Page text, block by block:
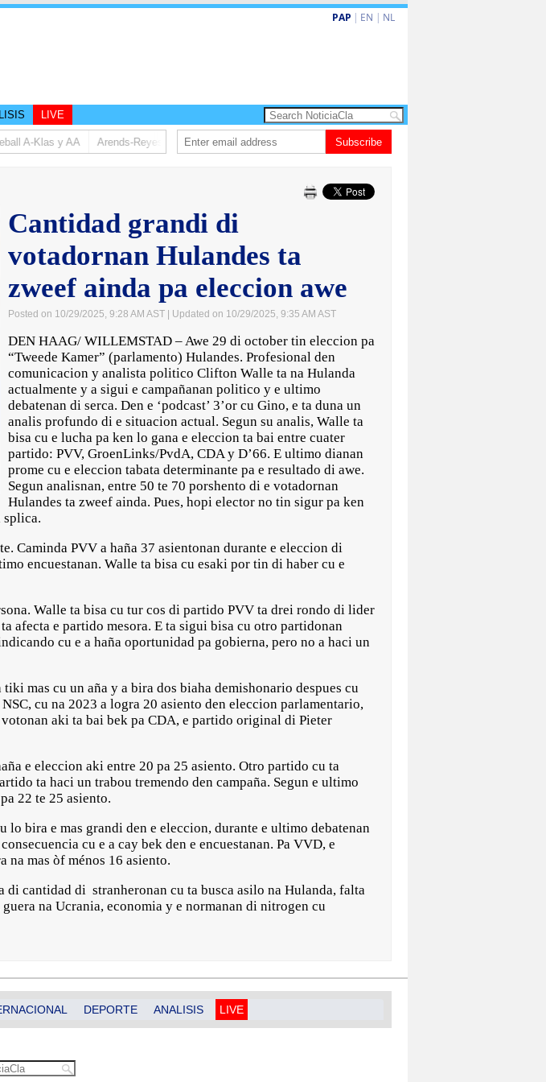
PAP | EN | NL
LIVE
Klas y AA Arends-Reyes (AVP): Renobacion di US$106 miyon ta duna Riu Palace Aruba un impulso nobo
Subscribe
Cantidad grandi di
votadornan Hulandes ta
zweef ainda pa eleccion awe
Posted on 10/29/2025, 9:28 AM AST | Updated on 10/29/2025, 9:35 AM AST
DEN HAAG/ WILLEMSTAD – Awe 29 di october tin eleccion pa
“Tweede Kamer” (parlamento) Hulandes. Profesional den
comunicacion y analista politico Clifton Walle ta na Hulanda
actualmente y a sigui e campañanan politico y e ultimo
debatenan di serca. Den e ‘podcast’ 3’or cu Gino, e ta duna un
analis profundo di e situacion actual. Segun su analis, Walle ta
bisa cu e lucha pa ken lo gana e eleccion ta bai entre cuater
partido: PVV, GroenLinks/PvdA, CDA y D’66. E ultimo dianan
prome cu e eleccion tabata determinante pa e resultado di awe.
Segun analisnan, entre 50 te 70 porshento di e votadornan
Hulandes ta zweef ainda. Pues, hopi elector no tin sigur pa ken
splica.
Caminda PVV a haña 37 asientonan durante e eleccion di
encuestanan. Walle ta bisa cu esaki por tin di haber cu e
Walle ta bisa cu tur cos di partido PVV ta drei rondo di lider
afecta e partido mesora. E ta sigui bisa cu otro partidonan
cu e a haña oportunidad pa gobierna, pero no a haci un
mas cu un aña y a bira dos biaha demishonario despues cu
cu na 2023 a logra 20 asiento den eleccion parlamentario,
aki ta bai bek pa CDA, e partido original di Pieter
e eleccion aki entre 20 pa 25 asiento. Otro partido cu ta
ta haci un trabou tremendo den campaña. Segun e ultimo
22 te 25 asiento.
bira e mas grandi den e eleccion, durante e ultimo debatenan
cu e a cay bek den e encuestanan. Pa VVD, e
na mas òf ménos 16 asiento.
di cantidad di stranheronan cu ta busca asilo na Hulanda, falta
na Ucrania, economia y e normanan di nitrogen cu
DEPORTE ANALISIS LIVE